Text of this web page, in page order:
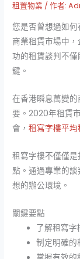
租置物業 / 作者:
您是否曾想過如
商業租賃市場中
功的租賃談判不
鍵。
在香港瞬息萬變
要。2020年租賃
會，租寫字樓平
租寫字樓不僅僅
點。通過專業的
想的辦公環境。
關鍵要點
了解租寫字
制定明確的